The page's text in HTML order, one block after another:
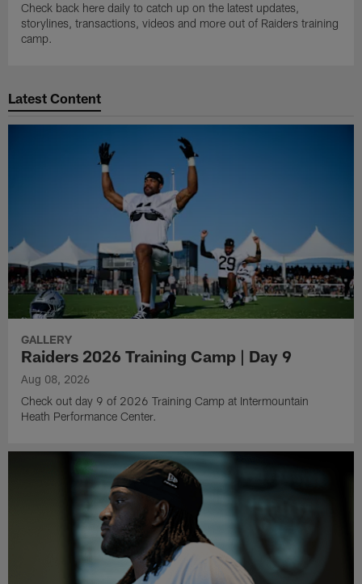
Check back here daily to catch up on the latest updates,
storylines, transactions, videos and more out of Raiders training
camp.
Latest Content
GALLERY
Raiders 2026 Training Camp | Day 9
Aug 08, 2026
Check out day 9 of 2026 Training Camp at Intermountain
Heath Performance Center.